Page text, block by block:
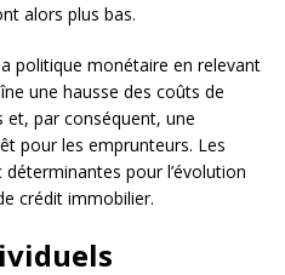
alors plus bas.
politique monétaire en relevant
une hausse des coûts de
par conséquent, une
pour les emprunteurs. Les
pour l’évolution
crédit immobilier.